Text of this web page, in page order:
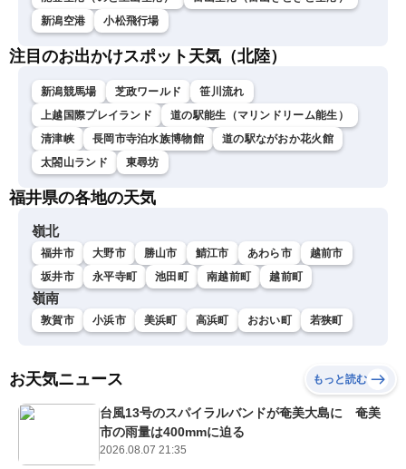
新潟空港
小松飛行場
注目のお出かけスポット天気（北陸）
新潟競馬場 芝政ワールド
笹川流れ
上越国際プレイランド
道の駅能生（マリンドリーム能生）
清津峡
長岡市寺泊水族博物館
道の駅ながおか花火館
太閤山ランド
東尋坊
福井県の各地の天気
嶺北
福井市 大野市 勝山市 鯖江市 あわら市
越前市
坂井市
永平寺町 池田町 南越前町 越前町
嶺南
敦賀市 小浜市 美浜町 高浜町 おおい町 若狭町
お天気ニュース もっと読む
台風13号のスパイラルバンドが奄美大島に 奄美
市の雨量は400mmに迫る
2026.08.07 21:35